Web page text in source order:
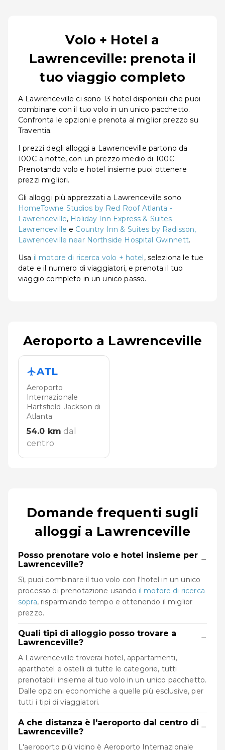
Volo + Hotel a
Lawrenceville: prenota il
tuo viaggio completo
A Lawrenceville ci sono 13 hotel disponibili che puoi
combinare con il tuo volo in un unico pacchetto.
Confronta le opzioni e prenota al miglior prezzo su
Traventia.
I prezzi degli alloggi a Lawrenceville partono da
100€ a notte, con un prezzo medio di 100€.
Prenotando volo e hotel insieme puoi ottenere
prezzi migliori.
Gli alloggi più apprezzati a Lawrenceville sono
HomeTowne Studios by Red Roof Atlanta -
Lawrenceville, Holiday Inn Express & Suites
Lawrenceville e Country Inn & Suites by Radisson,
Lawrenceville near Northside Hospital Gwinnett.
Usa il motore di ricerca volo + hotel, seleziona le tue
date e il numero di viaggiatori, e prenota il tuo
viaggio completo in un unico passo.
Aeroporto a Lawrenceville
ATL
Aeroporto
Internazionale
Hartsfield-Jackson di
Atlanta
54.0 km dal
centro
Domande frequenti sugli
alloggi a Lawrenceville
Posso prenotare volo e hotel insieme per
Lawrenceville?
−
Sì, puoi combinare il tuo volo con l'hotel in un unico
processo di prenotazione usando il motore di ricerca
sopra, risparmiando tempo e ottenendo il miglior
prezzo.
Quali tipi di alloggio posso trovare a
Lawrenceville?
−
A Lawrenceville troverai hotel, appartamenti,
aparthotel e ostelli di tutte le categorie, tutti
prenotabili insieme al tuo volo in un unico pacchetto.
Dalle opzioni economiche a quelle più esclusive, per
tutti i tipi di viaggiatori.
A che distanza è l'aeroporto dal centro di
Lawrenceville?
−
L'aeroporto più vicino è Aeroporto Internazionale